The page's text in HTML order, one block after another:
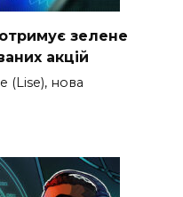
зелене
акцій
(Lise), нова